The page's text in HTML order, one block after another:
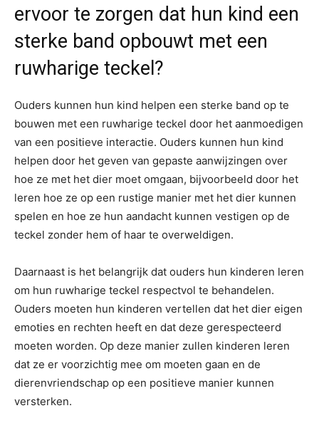
ervoor te zorgen dat hun kind een
sterke band opbouwt met een
ruwharige teckel?
Ouders kunnen hun kind helpen een sterke band op te
bouwen met een ruwharige teckel door het aanmoedigen
van een positieve interactie. Ouders kunnen hun kind
helpen door het geven van gepaste aanwijzingen over
hoe ze met het dier moet omgaan, bijvoorbeeld door het
leren hoe ze op een rustige manier met het dier kunnen
spelen en hoe ze hun aandacht kunnen vestigen op de
teckel zonder hem of haar te overweldigen.
Daarnaast is het belangrijk dat ouders hun kinderen leren
om hun ruwharige teckel respectvol te behandelen.
Ouders moeten hun kinderen vertellen dat het dier eigen
emoties en rechten heeft en dat deze gerespecteerd
moeten worden. Op deze manier zullen kinderen leren
dat ze er voorzichtig mee om moeten gaan en de
dierenvriendschap op een positieve manier kunnen
versterken.